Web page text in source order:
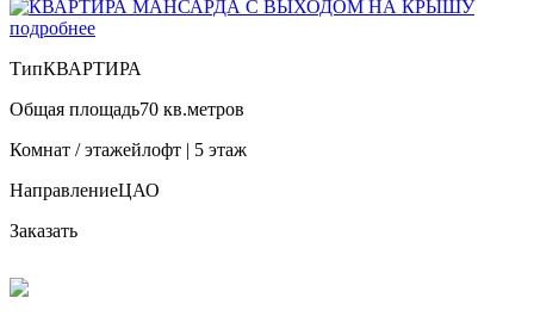
подробнее
ТипКВАРТИРА
Общая площадь70 кв.метров
Комнат / этажейлофт | 5 этаж
НаправлениеЦАО
Заказать